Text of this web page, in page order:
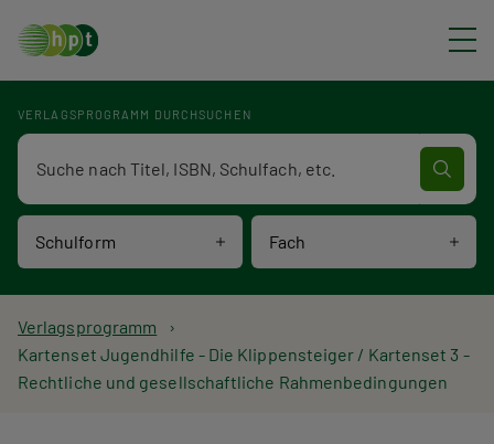
VERLAGSPROGRAMM DURCHSUCHEN
Schulform Fach
Verlagsprogramm Volltextsuche
P
f
Verlagsprogramm
Kartenset Jugendhilfe - Die Klippensteiger / Kartenset 3 -
Rechtliche und gesellschaftliche Rahmenbedingungen